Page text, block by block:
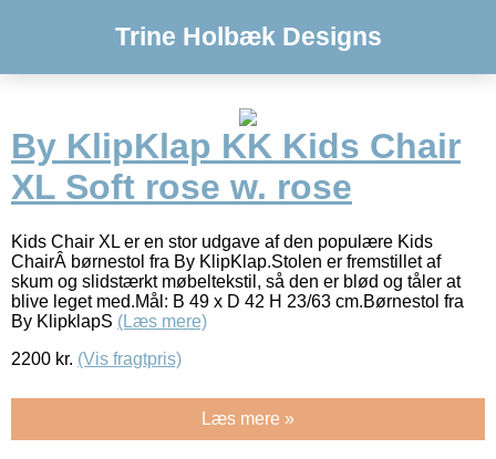
Trine Holbæk Designs
By KlipKlap KK Kids Chair
XL Soft rose w. rose
Kids Chair XL er en stor udgave af den populære Kids
ChairÂ børnestol fra By KlipKlap.Stolen er fremstillet af
skum og slidstærkt møbeltekstil, så den er blød og tåler at
blive leget med.Mål: B 49 x D 42 H 23/63 cm.Børnestol fra
By KlipklapS (Læs mere)
2200 kr. (Vis fragtpris)
Læs mere »